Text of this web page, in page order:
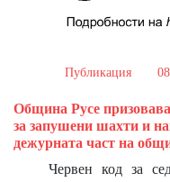
Публикация
Община Русе
за запушени шахти и
дежурната част на
Червен код за